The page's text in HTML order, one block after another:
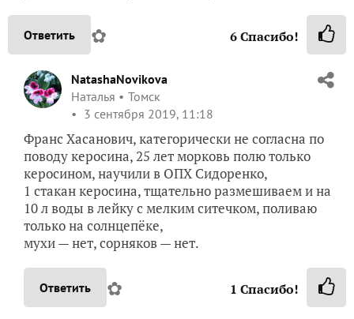
Ответить ✿ 6Спасибо!
NatashaNovikova
Наталья
Томск
3 сентября 2019, 11:18
Франс Хасанович, категорически не согласна по
поводу керосина, 25 лет морковь полю только
керосином, научили в ОПХ Сидоренко,
1 стакан керосина, тщательно размешиваем и на
10 л воды в лейку с мелким ситечком, поливаю
только на солнцепёке,
мухи — нет, сорняков — нет.
Ответить ✿ 1 Спасибо!